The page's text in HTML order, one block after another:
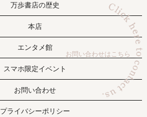
お問い合わせはこちら
万歩書店の歴史
本店
エンタメ館
スマホ限定イベント
お問い合わせ
プライバシーポリシー